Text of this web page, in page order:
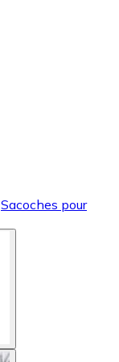
Sacoches pour